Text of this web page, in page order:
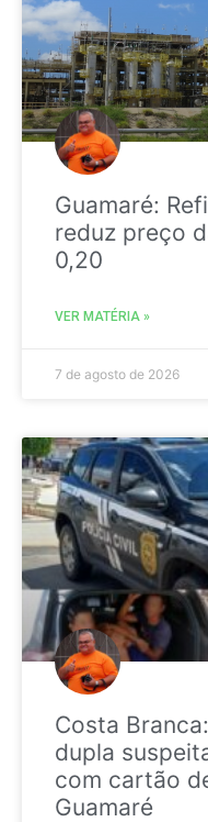
Guamaré:
reduz preço
0,20
VER MATÉRIA »
7 de agosto de 2026
Costa
dupla
com cartão
Guamaré